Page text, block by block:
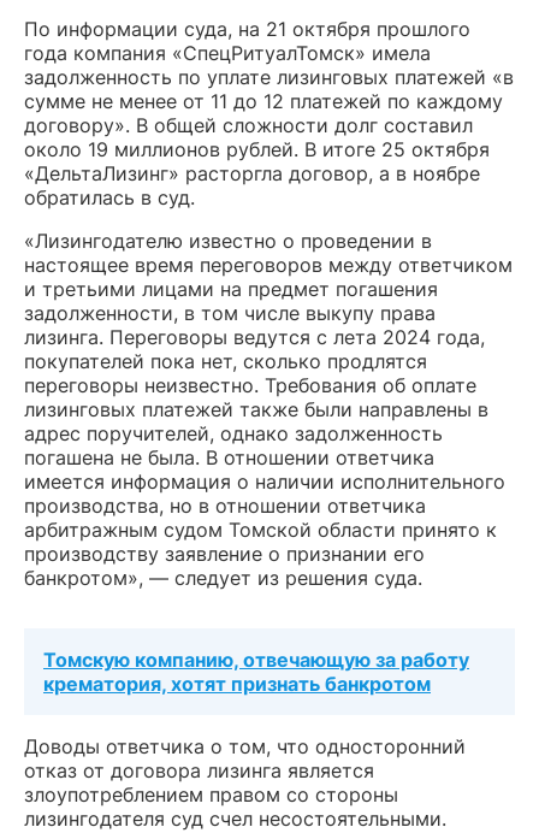
По информации суда, на 21 октября прошлого
года компания «СпецРитуалТомск» имела
задолженность по уплате лизинговых платежей «в
сумме не менее от 11 до 12 платежей по каждому
договору». В общей сложности долг составил
около 19 миллионов рублей. В итоге 25 октября
«ДельтаЛизинг» расторгла договор, а в ноябре
обратилась в суд.
«Лизингодателю известно о проведении в
настоящее время переговоров между ответчиком
и третьими лицами на предмет погашения
задолженности, в том числе выкупу права
лизинга. Переговоры ведутся с лета 2024 года,
покупателей пока нет, сколько продлятся
переговоры неизвестно. Требования об оплате
лизинговых платежей также были направлены в
адрес поручителей, однако задолженность
погашена не была. В отношении ответчика
имеется информация о наличии исполнительного
производства, но в отношении ответчика
арбитражным судом Томской области принято к
производству заявление о признании его
банкротом», — следует из решения суда.
Томскую компанию, отвечающую за работу
крематория, хотят признать банкротом
Доводы ответчика о том, что односторонний
отказ от договора лизинга является
злоупотреблением правом со стороны
лизингодателя суд счел несостоятельными.